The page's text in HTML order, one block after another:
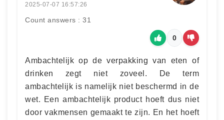
2025-07-07 16:57:26
Count answers : 31
0
Ambachtelijk op de verpakking van eten of
drinken zegt niet zoveel. De term
ambachtelijk is namelijk niet beschermd in de
wet. Een ambachtelijk product hoeft dus niet
door vakmensen gemaakt te zijn. En het hoeft